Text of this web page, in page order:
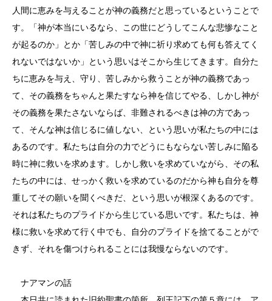
人間に恵みを与えることが神の義務だと思っているということで
す。「神が本当にいるなら、この世にどうしてこんな悲惨なこと
が起るのか」とか「苦しみの中で神に祈り求めても何も答えてく
れないではないか」という思いはそこから生じてきます。自分た
ちに恵みを与え、守り、苦しみから救うことが神の義務であっ
て、その義務をちゃんと果たすなら神を信じてやる、しかし神が
その義務を果たさないならば、非難されるべきは神の方であっ
て、そんな神は信じるに値しない、という思いが私たちの中には
あるのです。私たちは自分の力でどうにもならない苦しみに陥る
時に神に救いを求めます。しかし救いを求めていながら、その私
たちの中には、せっかく救いを求めているのだから神も自分を尊
重してその願いを聞くべきだ、という思いが根深くあるのです。
それは私たちのプライドから生じている思いです。私たちは、神
様に救いを求めて行く中でも、自分のプライドを捨てることがで
きず、それを傷つけられることには我慢ならないのです。
ナアマンの話